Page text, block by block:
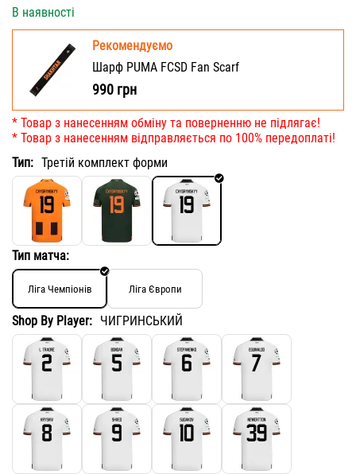
В наявності
Рекомендуємо
Шарф PUMA FCSD Fan Scarf
990 грн
* Товар з нанесенням обміну та поверненню не підлягає!
* Товар з нанесенням відправляється по 100% передоплаті!
Тип: Третій комплект форми
Тип матча:
Ліга Чемпіонів Ліга Європи
Shop By Player: ЧИГРИНСЬКИЙ